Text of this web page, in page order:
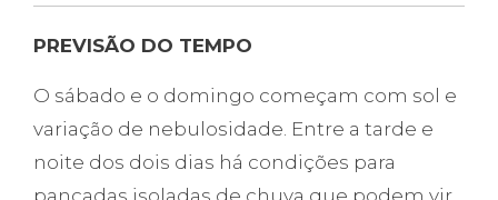
PREVISÃO DO TEMPO
O sábado e o domingo começam com sol e
variação de nebulosidade. Entre a tarde e
noite dos dois dias há condições para